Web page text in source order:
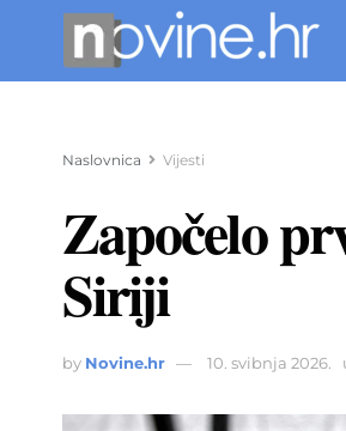
Naslovnica Vijesti
Započelo
Siriji
by Novine.hr 10. svibnja 2026.